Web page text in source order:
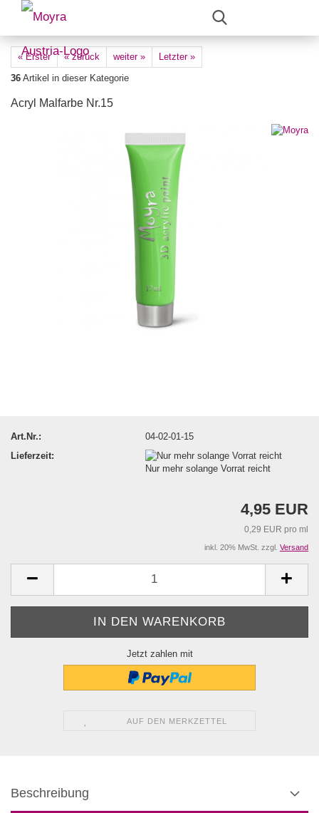
« Erster « zurück weiter »
Letzter »
36 Artikel in dieser Kategorie
Acryl Malfarbe Nr.15
Art.Nr.:
04-02-01-15
Lieferzeit:
Nur mehr solange Vorrat reicht
4,95 EUR
0,29 EUR pro ml
inkl. 20% MwSt. zzgl. Versand
Jetzt zahlen mit
AUF DEN MERKZETTEL
Beschreibung